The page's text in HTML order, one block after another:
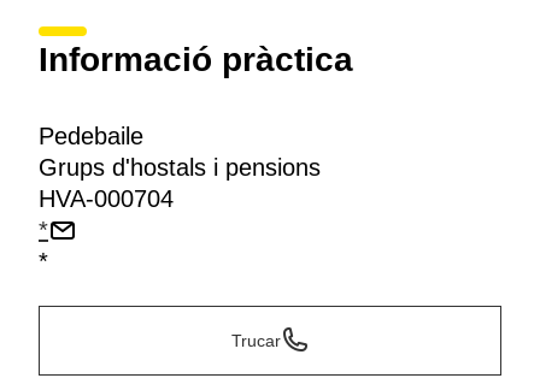
Informació pràctica
Pedebaile
Grups d'hostals i pensions
HVA-000704
*
*
Trucar